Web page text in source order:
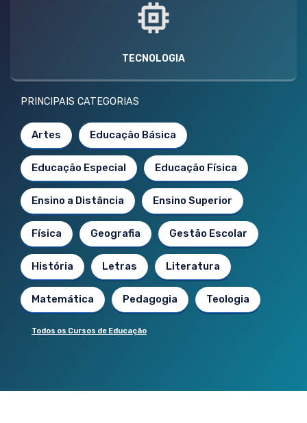
TECNOLOGIA
PRINCIPAIS CATEGORIAS
Artes Educação Básica
Educação Especial Educação Física
Ensino a Distância Ensino Superior
Física Geografia Gestão Escolar
História Letras Literatura
Matemática Pedagogia Teologia
Todos os Cursos de Educação